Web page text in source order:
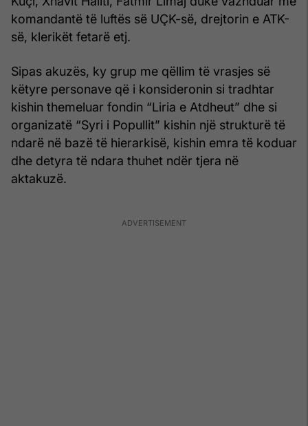
komandantë të luftës së UÇK-së, drejtorin e ATK-
së, klerikët fetarë etj.
Sipas akuzës, ky grup me qëllim të vrasjes së
këtyre personave që i konsideronin si tradhtar
kishin themeluar fondin “Liria e Atdheut” dhe si
organizatë “Syri i Popullit” kishin një strukturë të
ndarë në bazë të hierarkisë, kishin emra të koduar
dhe detyra të ndara thuhet ndër tjera në
aktakuzë.